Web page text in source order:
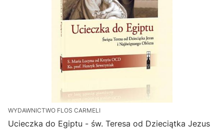
WYDAWNICTWO FLOS CARMELI
Ucieczka do Egiptu - św. Teresa od Dzieciątka Jezus